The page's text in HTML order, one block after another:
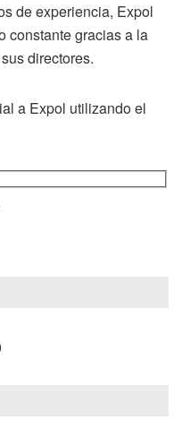
de experiencia, Expol
constante gracias a la
directores.
a Expol utilizando el